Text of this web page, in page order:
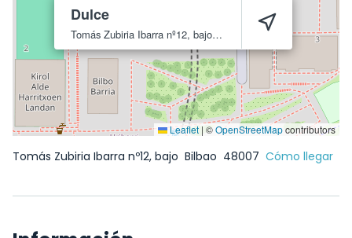
Dulce
Tomás Zubiria Ibarra nº12, bajoBilbao 48007
Leaflet | ©OpenStreetMapcontributors
Tomás Zubiria Ibarra nº12, bajo Bilbao 48007 Cómo llegar